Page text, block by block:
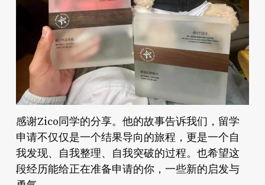
感谢Zico同学的分享。他的故事告诉我们，留学
申请不仅仅是一个结果导向的旅程，更是一个自
我发现、自我整理、自我突破的过程。也希望这
段经历能给正在准备申请的你，一些新的启发与